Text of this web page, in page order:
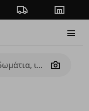
Πορεία παραγγελίας
Camera